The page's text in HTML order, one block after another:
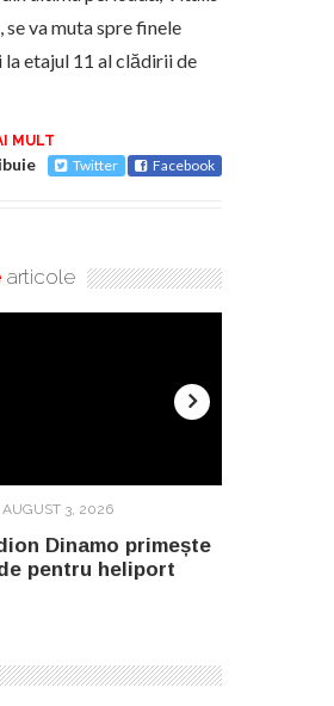
se va muta spre finele
la etajul 11 al clădirii de
MULT
Twitter Facebook
articole
AUGUST 3, 2026
Dinamo primește
pentru heliport